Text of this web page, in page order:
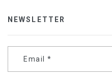
NEWSLETTER
Email *